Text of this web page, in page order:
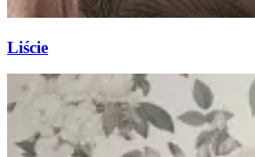
Liście